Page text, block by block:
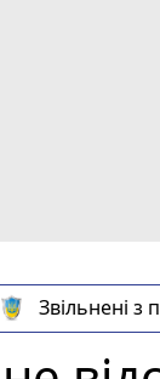
Звільнені з